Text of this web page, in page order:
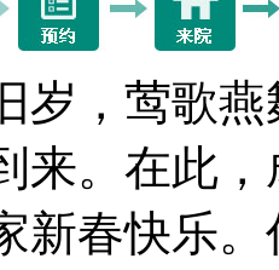
岁，莺歌
来。在此
新春快乐